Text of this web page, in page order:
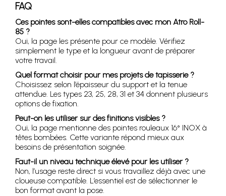
FAQ
Ces pointes sont-elles compatibles avec mon Atro Roll-
85 ?
Oui, la page les présente pour ce modèle. Vérifiez
simplement le type et la longueur avant de préparer
votre travail.
Quel format choisir pour mes projets de tapisserie ?
Choisissez selon l’épaisseur du support et la tenue
attendue. Les types 23, 25, 28, 31 et 34 donnent plusieurs
options de fixation.
Peut-on les utiliser sur des finitions visibles ?
Oui, la page mentionne des pointes rouleaux 16° INOX à
têtes bombées. Cette variante répond mieux aux
besoins de présentation soignée.
Faut-il un niveau technique élevé pour les utiliser ?
Non, l’usage reste direct si vous travaillez déjà avec une
cloueuse compatible. L’essentiel est de sélectionner le
bon format avant la pose.